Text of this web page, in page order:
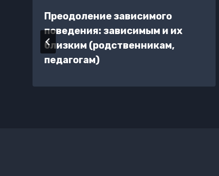
Преодоление зависимого
поведения: зависимым и их
близким (родственникам,
педагогам)